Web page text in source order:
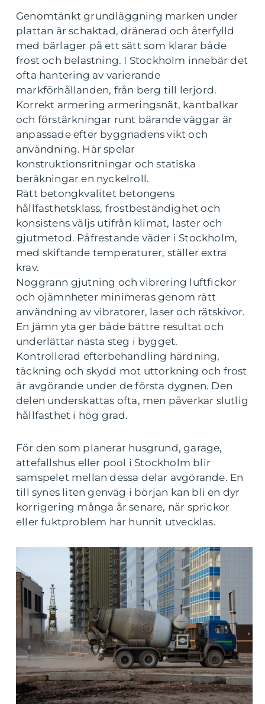
Genomtänkt grundläggning marken under
plattan är schaktad, dränerad och återfylld
med bärlager på ett sätt som klarar både
frost och belastning. I Stockholm innebär det
ofta hantering av varierande
markförhållanden, från berg till lerjord.
Korrekt armering armeringsnät, kantbalkar
och förstärkningar runt bärande väggar är
anpassade efter byggnadens vikt och
användning. Här spelar
konstruktionsritningar och statiska
beräkningar en nyckelroll.
Rätt betongkvalitet betongens
hållfasthetsklass, frostbeständighet och
konsistens väljs utifrån klimat, laster och
gjutmetod. Påfrestande väder i Stockholm,
med skiftande temperaturer, ställer extra
krav.
Noggrann gjutning och vibrering luftfickor
och ojämnheter minimeras genom rätt
användning av vibratorer, laser och rätskivor.
En jämn yta ger både bättre resultat och
underlättar nästa steg i bygget.
Kontrollerad efterbehandling härdning,
täckning och skydd mot uttorkning och frost
är avgörande under de första dygnen. Den
delen underskattas ofta, men påverkar slutlig
hållfasthet i hög grad.
För den som planerar husgrund, garage,
attefallshus eller pool i Stockholm blir
samspelet mellan dessa delar avgörande. En
till synes liten genväg i början kan bli en dyr
korrigering många år senare, när sprickor
eller fuktproblem har hunnit utvecklas.